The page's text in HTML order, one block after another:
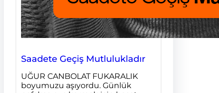
Saadete Geçiş Mutlulukladır
UĞUR CANBOLAT FUKARALIK
boyumuzu aşıyordu. Günlük